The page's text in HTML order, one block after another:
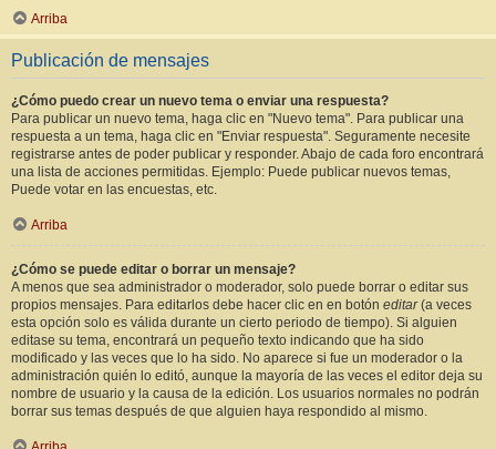
Arriba
Publicación de mensajes
¿Cómo puedo crear un nuevo tema o enviar una respuesta?
Para publicar un nuevo tema, haga clic en "Nuevo tema". Para publicar una
respuesta a un tema, haga clic en "Enviar respuesta". Seguramente necesite
registrarse antes de poder publicar y responder. Abajo de cada foro encontrará
una lista de acciones permitidas. Ejemplo: Puede publicar nuevos temas,
Puede votar en las encuestas, etc.
Arriba
¿Cómo se puede editar o borrar un mensaje?
A menos que sea administrador o moderador, solo puede borrar o editar sus
propios mensajes. Para editarlos debe hacer clic en en botón editar(a veces
esta opción solo es válida durante un cierto periodo de tiempo). Si alguien
editase su tema, encontrará un pequeño texto indicando que ha sido
modificado y las veces que lo ha sido. No aparece si fue un moderador o la
administración quién lo editó, aunque la mayoría de las veces el editor deja su
nombre de usuario y la causa de la edición. Los usuarios normales no podrán
borrar sus temas después de que alguien haya respondido al mismo.